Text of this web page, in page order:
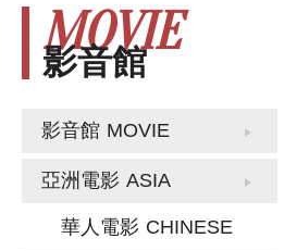
影音館
MOVIE
影音館 MOVIE
亞洲電影 ASIA
華人電影 CHINESE